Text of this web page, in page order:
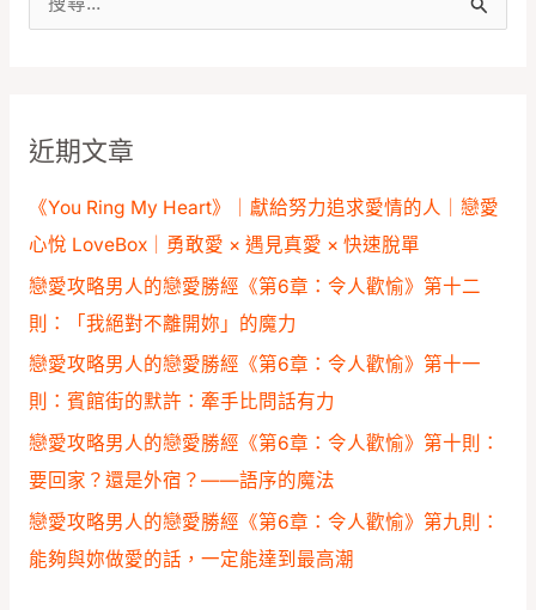
字
近期文章
《You Ring My Heart》｜獻給努力追求愛情的人｜戀愛
心悅 LoveBox｜勇敢愛 × 遇見真愛 × 快速脫單
戀愛攻略男人的戀愛勝經《第6章：令人歡愉》第十二
則：「我絕對不離開妳」的魔力
戀愛攻略男人的戀愛勝經《第6章：令人歡愉》第十一
則：賓館街的默許：牽手比問話有力
戀愛攻略男人的戀愛勝經《第6章：令人歡愉》第十則：
要回家？還是外宿？——語序的魔法
戀愛攻略男人的戀愛勝經《第6章：令人歡愉》第九則：
能夠與妳做愛的話，一定能達到最高潮